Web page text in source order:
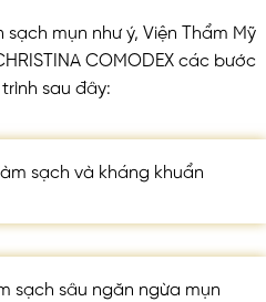
mụn như ý, Viện Thẩm Mỹ
COMODEX các bước
sau đây:
sạch và kháng khuẩn
sạch sâu ngăn ngừa mụn